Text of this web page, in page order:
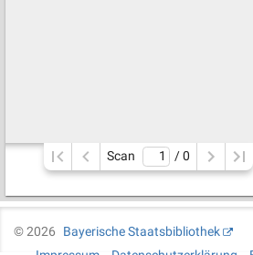
Scan / 0
©2026
Bayerische Staatsbibliothek